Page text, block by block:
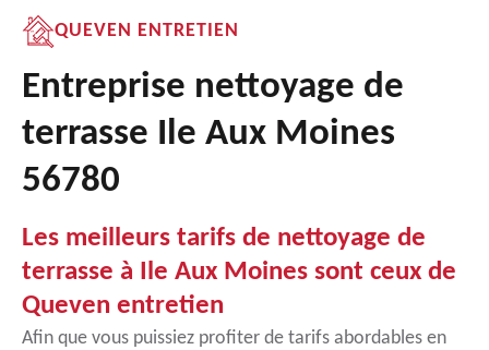
QUEVEN ENTRETIEN
Entreprise nettoyage de
terrasse Ile Aux Moines
56780
Les meilleurs tarifs de nettoyage de
terrasse à Ile Aux Moines sont ceux de
Queven entretien
Afin que vous puissiez profiter de tarifs abordables en